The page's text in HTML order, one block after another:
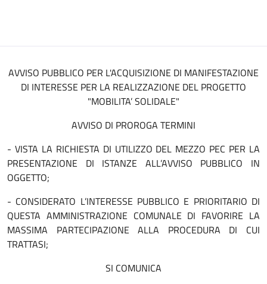
AVVISO PUBBLICO PER L'ACQUISIZIONE DI MANIFESTAZIONE
DI INTERESSE PER LA REALIZZAZIONE DEL PROGETTO
"MOBILITA’ SOLIDALE"
AVVISO DI PROROGA TERMINI
- VISTA LA RICHIESTA DI UTILIZZO DEL MEZZO PEC PER LA
PRESENTAZIONE DI ISTANZE ALL’AVVISO PUBBLICO IN
OGGETTO;
- CONSIDERATO L’INTERESSE PUBBLICO E PRIORITARIO DI
QUESTA AMMINISTRAZIONE COMUNALE DI FAVORIRE LA
MASSIMA PARTECIPAZIONE ALLA PROCEDURA DI CUI
TRATTASI;
SI COMUNICA